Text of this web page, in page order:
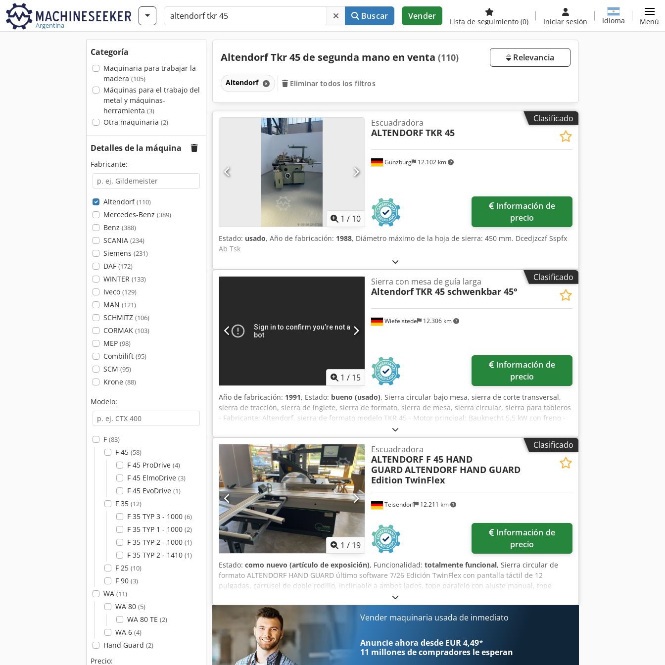
Argentina
Buscar Vender
Lista de seguimiento (0) Iniciar sesión Idioma Menú
Categoría
Maquinaria para trabajar la
madera (105)
Máquinas para el trabajo del
metal y máquinas-
herramienta (3)
Otra maquinaria (2)
Detalles de la máquina
Fabricante:
Altendorf(110)
Mercedes-Benz (389)
Benz (388)
SCANIA (234)
Siemens (231)
DAF (172)
WINTER (133)
Iveco (129)
MAN (121)
SCHMITZ (106)
CORMAK (103)
MEP (98)
Combilift (95)
SCM (95)
Krone (88)
Modelo:
F (83)
F 45 (58)
F 45 ProDrive (4)
F 45 ElmoDrive (3)
F 45 EvoDrive (1)
F 35 (12)
F 35 TYP 3 - 1000 (6)
F 35 TYP 1 - 1000 (2)
F 35 TYP 2 - 1000 (1)
F 35 TYP 2 - 1410 (1)
F 25 (10)
F 90 (3)
WA (11)
WA 80 (5)
WA 80 TE (2)
WA 6 (4)
Hand Guard (2)
Precio:
Altendorf Tkr 45 de segunda mano en venta (110) Relevancia
Altendorf Eliminar todos los filtros
Clasificado
1 / 10
Günzburg 12.102 km
Escuadradora
ALTENDORF TKR 45
precio
Estado: usado, Año de fabricación: 1988, Diámetro máximo de la hoja de sierra: 450 mm. Dcedjzczf Sspfx
Ab Tsk
Clasificado
1 / 15
Wiefelstede 12.306 km
Sierra con mesa de guía larga
AltendorfTKR 45 schwenkbar 45°
precio
Año de fabricación: 1991, Estado: bueno (usado), Sierra circular bajo mesa, sierra de corte transversal,
sierra de tracción, sierra de inglete, sierra de formato, sierra de mesa, sierra circular, sierra para tableros
- Fabricante: Altendorf, sierra de formato modelo TKR 45 - Motor principal: Bauknecht 5,5 kW con freno -
Motor incisor: Emod 0,75 kW - Velocidad: 3000/4000/5000 rpm - Disco de sierra: Ø 300 mm / máx. Ø 350
mm - Altura máxima de corte: 90° 95 mm / 45° 70 mm Dcsdsmydmbspfx Ab Tjk - Corte a inglete: hasta 45°
- Anchura de corte: 2250 mm - Longitud de la mesa: 1400 mm - Dimensiones totales: 3480/1530/altura
1370 mm - Peso: 1104 kg
Clasificado
1 / 19
Teisendorf 12.211 km
Escuadradora
ALTENDORF F 45 HAND
GUARDALTENDORF HAND GUARD
Edition TwinFlex
precio
Estado: como nuevo (artículo de exposición), Funcionalidad: totalmente funcional, Sierra circular de
formato ALTENDORF HAND GUARD último software 7/26 Edición TwinFlex con pantalla táctil de 12
pulgadas, carrusel de doble rodillo, inclinable a ambos lados, tope paralelo con ajuste manual, tope
paralelo con ajuste fino, control a la altura de los ojos, inclinable, introducción de medidas a través de la
pantalla táctil, control F 45 ElmoDrive, ajuste eléctrico de la altura, ajuste eléctrico de la inclinación,
sistema de sujeción de herramientas AKE, corrección automática de la altura de corte, al inclinar el
cabezal de la sierra, calibración sencilla de los ejes, diagnóstico de la máquina, contador de horas de
funcionamiento, interfaz USB, probado contra polvo ----- Datos técnicos ----- Rango de inclinación: 0 - 46 °,
Longitud de corte: 3.000 mm, Ancho de corte: 1.000 mm, diámetro máximo de la hoja de sierra: 450 mm,
sobresaliente máximo de la hoja de sierra: 150 mm, tope angular con posición fija: 90 °, ajustable
Vender maquinaria usada de inmediato
Anuncie ahora desde EUR 4,49*
11 millones de compradores le esperan